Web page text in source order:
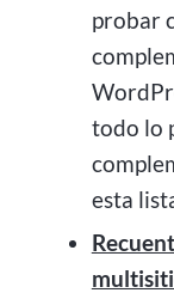
probar
todo lo
esta